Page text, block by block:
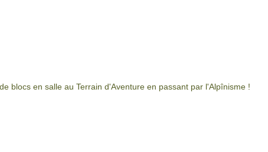
blocs en salle au Terrain d'Aventure en passant par l'Alpînisme !